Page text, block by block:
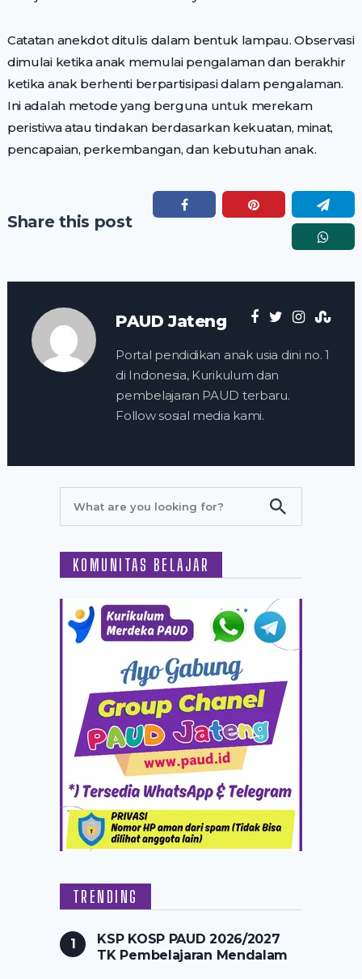
Catatan anekdot ditulis dalam bentuk lampau. Observasi
dimulai ketika anak memulai pengalaman dan berakhir
ketika anak berhenti berpartisipasi dalam pengalaman.
Ini adalah metode yang berguna untuk merekam
peristiwa atau tindakan berdasarkan kekuatan, minat,
pencapaian, perkembangan, dan kebutuhan anak.
Share this post
PAUD Jateng
Portal pendidikan anak usia dini no. 1
di Indonesia, Kurikulum dan
pembelajaran PAUD terbaru.
Follow sosial media kami.
KOMUNITAS BELAJAR
TRENDING
KSP KOSP PAUD 2026/2027
TK Pembelajaran Mendalam